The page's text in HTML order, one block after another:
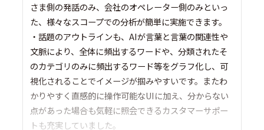
さま側の発話のみ、会社のオペレーター側のみといっ
た、様々なスコープでの分析が簡単に実施できます。
・話題のアウトラインも、AIが言葉と言葉の関連性や
文脈により、全体に頻出するワードや、分類されたそ
のカテゴリのみに頻出するワード等をグラフ化し、可
視化されることでイメージが掴みやすいです。またわ
かりやすく直感的に操作可能なUIに加え、分からない
点があった場合も気軽に照会できるカスタマーサポー
トも充実していました。